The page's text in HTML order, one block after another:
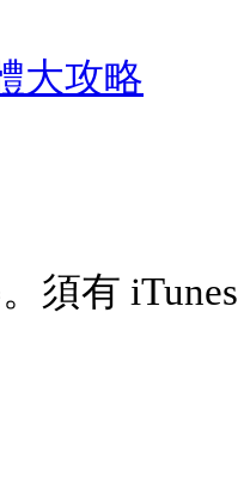
大攻略
須有